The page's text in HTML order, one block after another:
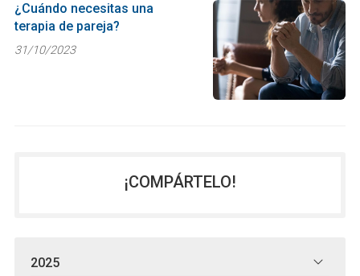
¿Cuándo necesitas una
terapia de pareja?
31/10/2023
¡COMPÁRTELO!
2025